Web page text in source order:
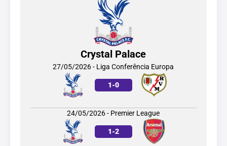
Crystal Palace
27/05/2026 - Liga Conferência Europa
1-0
24/05/2026 - Premier League
1-2